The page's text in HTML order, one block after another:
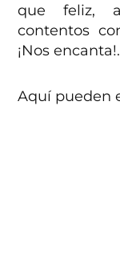
que feliz,
contentos
¡Nos encanta!.
Aquí pueden